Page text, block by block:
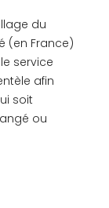
du
(en France)
service
afin
soit
ou